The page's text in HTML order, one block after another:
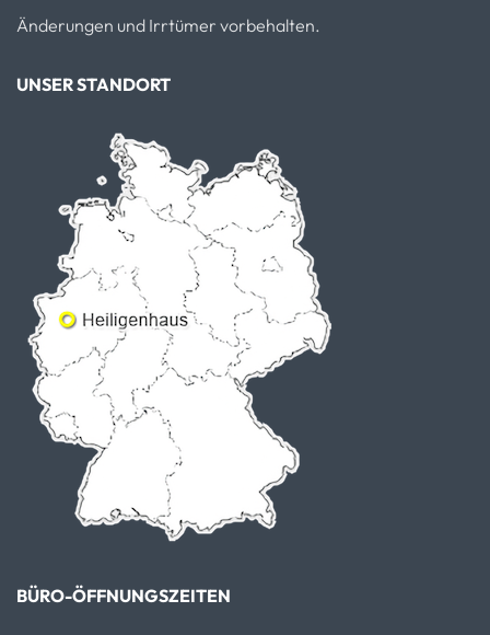
Änderungen und Irrtümer vorbehalten.
UNSER STANDORT
BÜRO-ÖFFNUNGSZEITEN